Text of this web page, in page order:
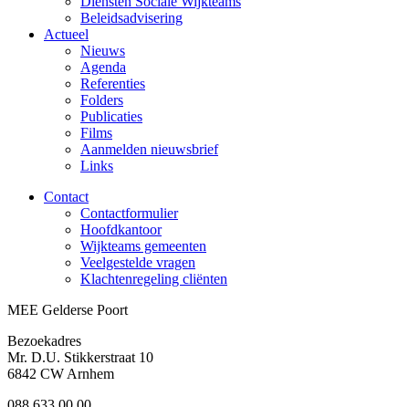
Beleidsadvisering
Actueel
Nieuws
Agenda
Referenties
Folders
Publicaties
Films
Aanmelden nieuwsbrief
Links
Contact
Contactformulier
Hoofdkantoor
Wijkteams gemeenten
Veelgestelde vragen
Klachtenregeling cliënten
MEE Gelderse Poort
Bezoekadres
Mr. D.U. Stikkerstraat 10
6842 CW Arnhem